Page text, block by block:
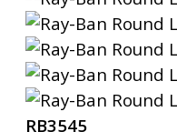
RB3545